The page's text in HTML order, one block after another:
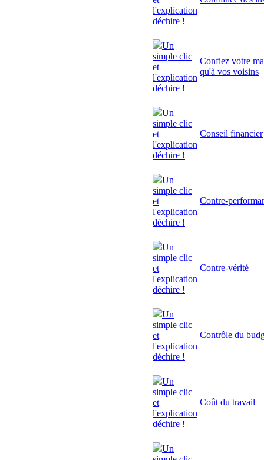
l'explication
déchire !
Un
simple clic
et
l'explication
déchire !
Confiez votre
qu'à vos voisins
Un
simple clic
et
l'explication
déchire !
Conseil financier
Un
simple clic
et
l'explication
déchire !
Contre-
Un
simple clic
et
l'explication
déchire !
Contre-vérité
Un
simple clic
et
l'explication
déchire !
Contrôle du
Un
simple clic
et
l'explication
déchire !
Coût du travail
Un